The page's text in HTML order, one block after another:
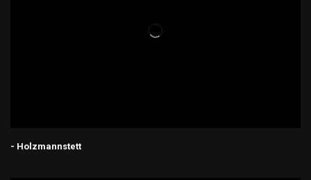
- Holzmannstett